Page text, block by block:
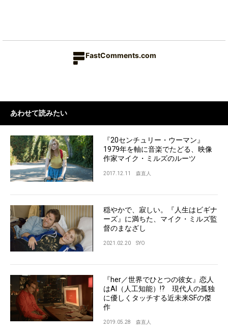
FastComments.com
あわせて読みたい
『20センチュリー・ウーマン』
1979年を軸に音楽でたどる、映像
作家マイク・ミルズのルーツ
2017.12.11 森直人
穏やかで、寂しい。『人生はビギナ
ーズ』に満ちた、マイク・ミルズ監
督のまなざし
2021.02.20 SYO
『her／世界でひとつの彼女』恋人
はAI（人工知能）!? 現代人の孤独
に優しくタッチする近未来SFの傑
作
2019.05.28 森直人